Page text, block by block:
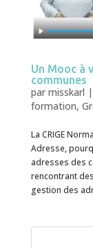
Un Mooc à
communes
par misskarl |
formation,
La CRIGE
Adresse,
adresses des
rencontrant
gestion des